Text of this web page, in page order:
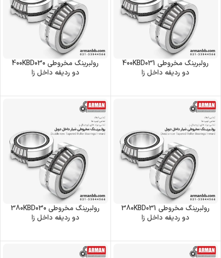
رولبرینگ‌ مخروطی 400KBD031
دو ردیفه داخل زا
رولبرینگ‌ مخروطی 400KBD030
دو ردیفه داخل زا
رولبرینگ‌ مخروطی 380KBD031
دو ردیفه داخل زا
رولبرینگ‌ مخروطی 380KBD030
دو ردیفه داخل زا